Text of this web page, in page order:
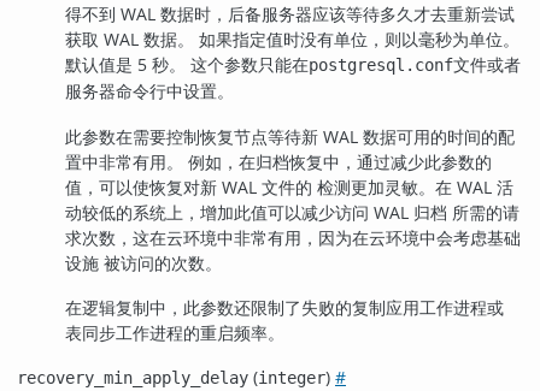
得不到 WAL 数据时，后备服务器应该等待多久才去重新尝试
获取 WAL 数据。 如果指定值时没有单位，则以毫秒为单位。
默认值是 5 秒。 这个参数只能在postgresql.conf文件或者
服务器命令行中设置。
此参数在需要控制恢复节点等待新 WAL 数据可用的时间的配
置中非常有用。 例如，在归档恢复中，通过减少此参数的
值，可以使恢复对新 WAL 文件的 检测更加灵敏。在 WAL 活
动较低的系统上，增加此值可以减少访问 WAL 归档 所需的请
求次数，这在云环境中非常有用，因为在云环境中会考虑基础
设施 被访问的次数。
在逻辑复制中，此参数还限制了失败的复制应用工作进程或
表同步工作进程的重启频率。
recovery_min_apply_delay (integer) #